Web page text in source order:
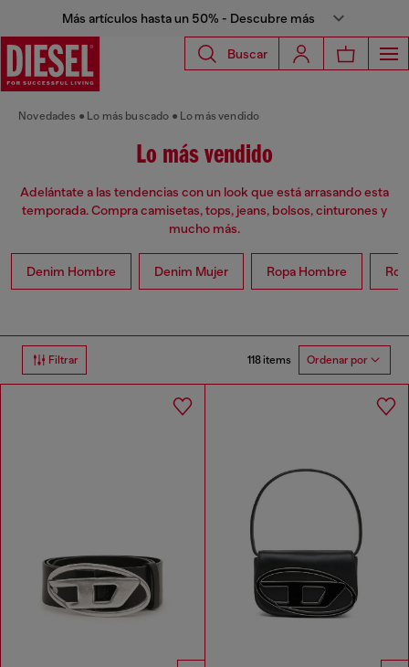
Más artículos hasta un 50% - Descubre más
Buscar
Novedades Lo más buscado Lo más vendido
Lo más vendido
Adelántate a las tendencias con un look que está arrasando esta
temporada. Compra camisetas, tops, jeans, bolsos, cinturones y
mucho más.
Denim Hombre Denim Mujer Ropa Hombre
Filtrar 118 items Ordenar por